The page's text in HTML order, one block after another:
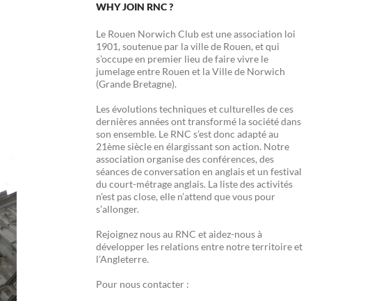
WHY JOIN RNC ?
Le Rouen Norwich Club est une association loi
1901, soutenue par la ville de Rouen, et qui
s’occupe en premier lieu de faire vivre le
jumelage entre Rouen et la Ville de Norwich
(Grande Bretagne).
Les évolutions techniques et culturelles de ces
dernières années ont transformé la société dans
son ensemble. Le RNC s’est donc adapté au
21ème siècle en élargissant son action. Notre
association organise des conférences, des
séances de conversation en anglais et un festival
du court-métrage anglais. La liste des activités
n’est pas close, elle n’attend que vous pour
s’allonger.
Rejoignez nous au RNC et aidez-nous à
développer les relations entre notre territoire et
l’Angleterre.
Pour nous contacter :